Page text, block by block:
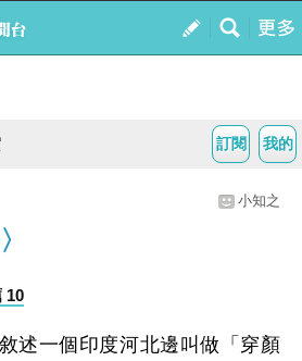
我的
訂閱
小知之
10
述一個印度河北邊叫做「穿顏